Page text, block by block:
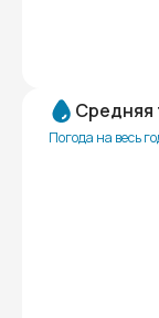
Средняя
Погода на весь